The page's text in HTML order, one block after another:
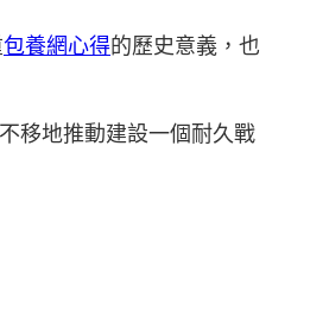
包養網心得的歷史意義，也
移地推動建設一個耐久戰